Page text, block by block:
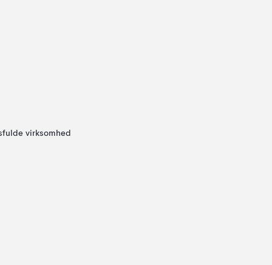
virksomhed